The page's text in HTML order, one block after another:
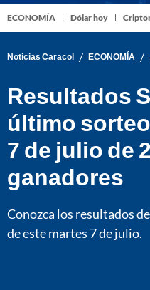
ECONOMÍA Dólar hoy
Noticias Caracol / ECONOMÍA /
Resultados
último
7 de julio de
ganadores
Conozca los resultados
de este martes 7 de julio.